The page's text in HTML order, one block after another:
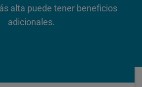
alta puede tener beneficios
adicionales.